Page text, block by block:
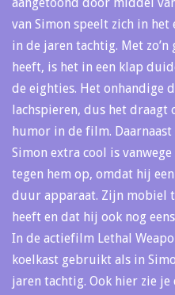
aangetoond door middel
van Simon speelt zich in
in de jaren tachtig. Met
heeft, is het in een klap
de eighties. Het onhandige
lachspieren, dus het draagt
humor in de film.
Simon extra cool is
tegen hem op, omdat hij
duur apparaat. Zijn mobiel
heeft en dat hij ook nog
In de actiefilm Lethal
koelkast gebruikt als in
jaren tachtig. Ook hier zie